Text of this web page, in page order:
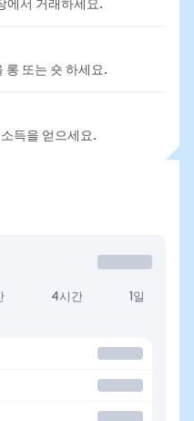
에서 거래하세요.
롱 또는 숏 하세요.
득을 얻으세요.
4시간 1일